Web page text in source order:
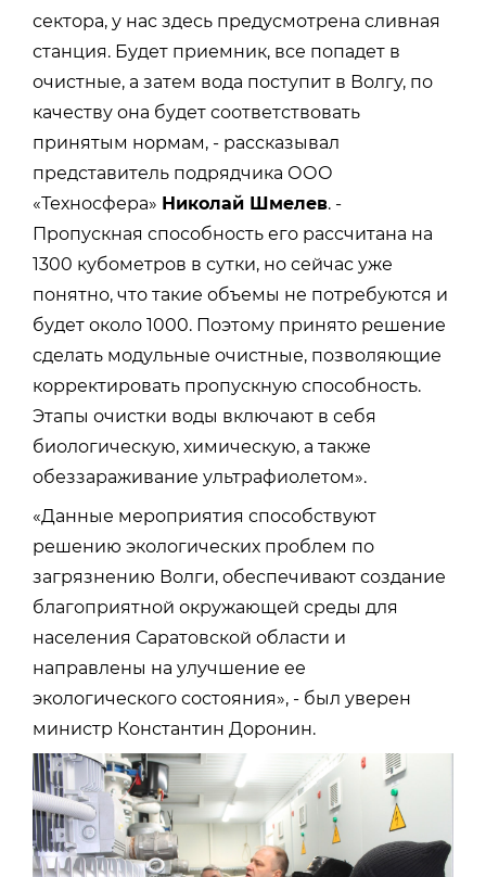
сектора, у нас здесь предусмотрена сливная
станция. Будет приемник, все попадет в
очистные, а затем вода поступит в Волгу, по
качеству она будет соответствовать
принятым нормам, - рассказывал
представитель подрядчика ООО
«Техносфера» Николай Шмелев. -
Пропускная способность его рассчитана на
1300 кубометров в сутки, но сейчас уже
понятно, что такие объемы не потребуются и
будет около 1000. Поэтому принято решение
сделать модульные очистные, позволяющие
корректировать пропускную способность.
Этапы очистки воды включают в себя
биологическую, химическую, а также
обеззараживание ультрафиолетом».
«Данные мероприятия способствуют
решению экологических проблем по
загрязнению Волги, обеспечивают создание
благоприятной окружающей среды для
населения Саратовской области и
направлены на улучшение ее
экологического состояния», - был уверен
министр Константин Доронин.